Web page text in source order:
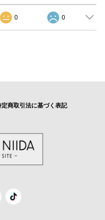
0 0
定商取引法に基づく表記